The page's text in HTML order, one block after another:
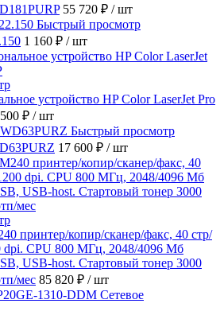
55 720 ₽ / шт
Быстрый просмотр
1 160 ₽ / шт
устройство HP Color LaserJet Pro
₽ / шт
Быстрый просмотр
17 600 ₽ / шт
принтер/копир/сканер/факс, 40 стр/
CPU 800 МГц, 2048/4096 Мб
USB-host. Стартовый тонер 3000
мес 85 820 ₽ / шт